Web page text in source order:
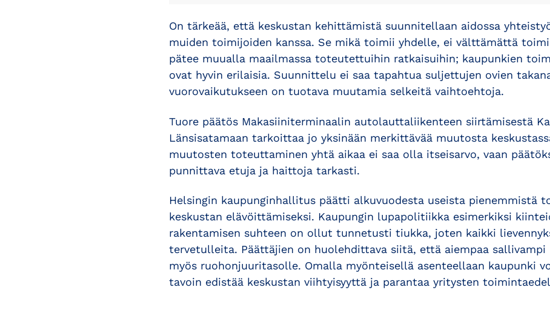
On tärkeää, että keskustan kehittämistä suunnitellaan aidossa
muiden toimijoiden kanssa. Se mikä toimii yhdelle, ei välttämättä
pätee muualla maailmassa toteutettuihin ratkaisuihin; kaupunkien
ovat hyvin erilaisia. Suunnittelu ei saa tapahtua suljettujen ovien
vuorovaikutukseen on tuotava muutamia selkeitä vaihtoehtoja.
Tuore päätös Makasiiniterminaalin autolauttaliikenteen siirtämisestä
Länsisatamaan tarkoittaa jo yksinään merkittävää muutosta
muutosten toteuttaminen yhtä aikaa ei saa olla itseisarvo, vaan
punnittava etuja ja haittoja tarkasti.
Helsingin kaupunginhallitus päätti alkuvuodesta useista pienemmistä
keskustan elävöittämiseksi. Kaupungin lupapolitiikka esimerkiksi
rakentamisen suhteen on ollut tunnetusti tiukka, joten kaikki
tervetulleita. Päättäjien on huolehdittava siitä, että aiempaa
myös ruohonjuuritasolle. Omalla myönteisellä asenteellaan kaupunki
tavoin edistää keskustan viihtyisyyttä ja parantaa yritysten